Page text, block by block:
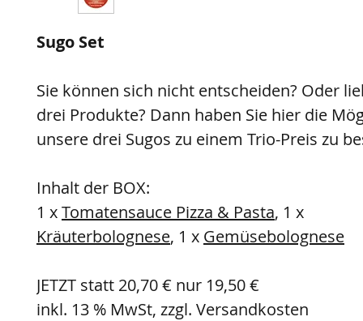
Sugo Set
Sie können sich nicht entscheiden? Oder
drei Produkte? Dann haben Sie hier die
unsere drei Sugos zu einem Trio-Preis zu
Inhalt der BOX:
1 xTomatensauce Pizza & Pasta, 1 x
Kräuterbolognese, 1 x Gemüsebolognese
JETZT statt 20,70 € nur 19,50 €
inkl. 13 % MwSt, zzgl. Versandkosten